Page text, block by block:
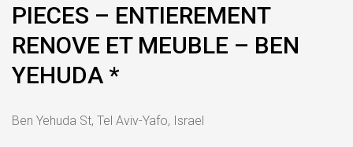
PIECES – ENTIEREMENT
RENOVE ET MEUBLE – BEN
YEHUDA *
Ben Yehuda St, Tel Aviv-Yafo, Israel